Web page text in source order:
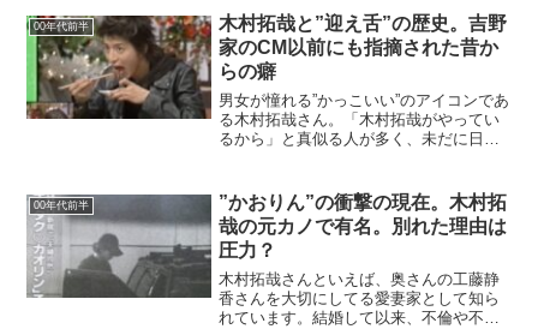
ョンアイコンとしても注目...
00年代前半
木村拓哉と”迎え舌”の歴史。吉野
家のCM以前にも指摘された昔か
らの癖
男女が憧れる”かっこいい”のアイコンであ
る木村拓哉さん。「木村拓哉がやってい
るから」と真似る人が多く、未だに日本
や行動が細かくチェックされ、ちょっと
した悪癖も注目され...
00年代前半
”かおりん”の衝撃の現在。木村拓
哉の元カノで有名。別れた理由は
圧力？
木村拓哉さんといえば、奥さんの工藤静
香さんを大切にしてる愛妻家として知ら
れています。結婚して以来、不倫や不仲